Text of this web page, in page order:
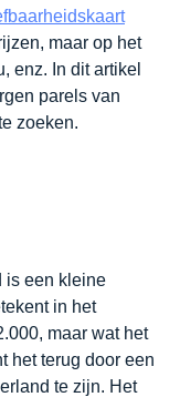
maar op het
enz. In dit artikel
parels van
zoeken.
is een kleine
in het
maar wat het
het terug door een
te zijn. Het